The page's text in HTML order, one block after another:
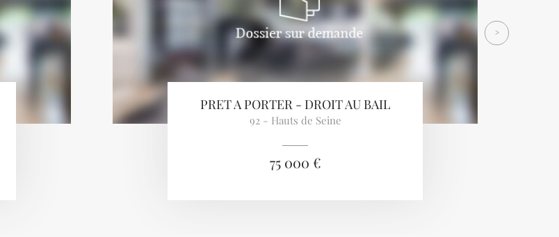
PRET A PORTER - DROIT AU BAIL
92 - Hauts de Seine
75 000 €
>